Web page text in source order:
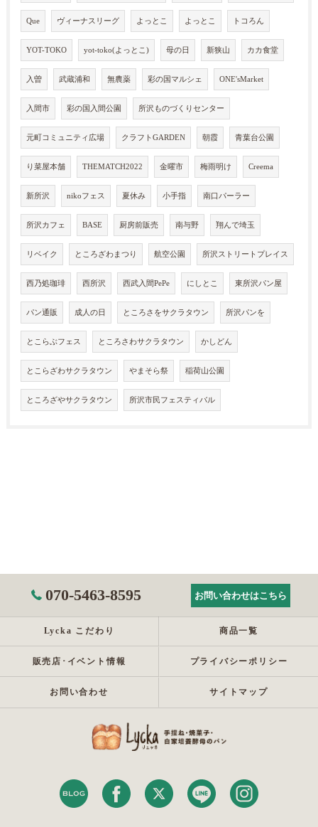
Que ヴィーナスリーグ よっとこ よっとこ トコろん
YOT-TOKO yot-toko(よっとこ) 母の日 新狭山 カカ食堂
入曽 武蔵浦和 無農薬 彩の国マルシェ ONE'sMarket
入間市 彩の国入間公園 所沢ものづくりセンター
元町コミュニティ広場 クラフトGARDEN 朝霞 青葉台公園
り菜屋本舗 THEMATCH2022 金曜市 梅雨明け Creema
新所沢 nikoフェス 夏休み 小手指 南口パーラー
所沢カフェ BASE 厨房前販売 南与野 翔んで埼玉
リベイク ところざわまつり 航空公園 所沢ストリートプレイス
西乃処珈琲 西所沢 西武入間PePe にしとこ 東所沢パン屋
パン通販 成人の日 ところさをサクラタウン 所沢パンを
とこらぶフェス ところさわサクラタウン かしどん
とこらざわサクラタウン やまそら祭 稲荷山公園
ところざやサクラタウン 所沢市民フェスティバル
070-5463-8595 お問い合わせはこちら
Lycka こだわり 商品一覧
販売店･イベント情報 プライバシーポリシー
お問い合わせ サイトマップ